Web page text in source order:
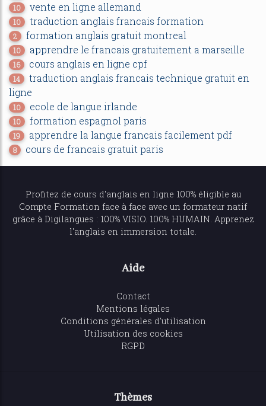
10 vente en ligne allemand
10 traduction anglais francais formation
2 formation anglais gratuit montreal
10 apprendre le francais gratuitement a marseille
16 cours anglais en ligne cpf
14
traduction anglais francais technique gratuit en
ligne
10 ecole de langue irlande
10 formation espagnol paris
19 apprendre la langue francais facilement pdf
8 cours de francais gratuit paris
Profitez de cours d'anglais en ligne 100% éligible au
Compte Formation face à face avec un formateur natif
grâce à Digilangues : 100% VISIO. 100% HUMAIN. Apprenez
l'anglais en immersion totale.
Aide
Contact
Mentions légales
Conditions générales d'utilisation
Utilisation des cookies
RGPD
Thèmes